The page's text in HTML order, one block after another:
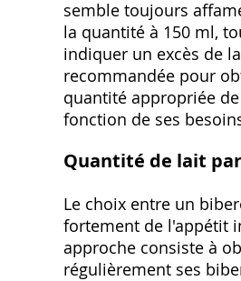
semble toujours
la quantité à 150 ml,
indiquer un excès de
recommandée pour
quantité appropriée
fonction de ses
Quantité de lait par
Le choix entre un
fortement de l'appétit
approche consiste à
régulièrement ses